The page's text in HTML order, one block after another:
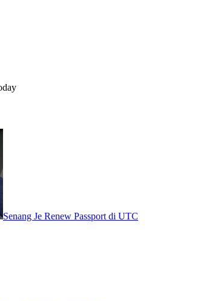
Senang Je Renew Passport di UTC